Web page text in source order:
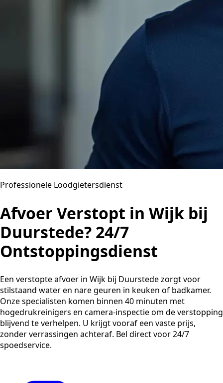
Professionele Loodgietersdienst
Afvoer Verstopt in Wijk bij
Duurstede? 24/7
Ontstoppingsdienst
Een verstopte afvoer in Wijk bij Duurstede zorgt voor
stilstaand water en nare geuren in keuken of badkamer.
Onze specialisten komen binnen 40 minuten met
hogedrukreinigers en camera-inspectie om de verstopping
blijvend te verhelpen. U krijgt vooraf een vaste prijs,
zonder verrassingen achteraf. Bel direct voor 24/7
spoedservice.